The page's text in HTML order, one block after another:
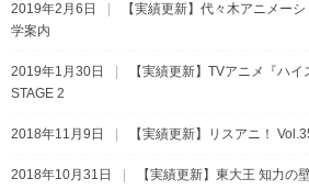
2019年2月6日
【実績更新】代々木アニメー
学案内
2019年1月30日
【実績更新】TVアニメ『ハ
STAGE 2
2018年11月9日 【実績更新】リスアニ！
2018年10月31日
【実績更新】東大王 知力の